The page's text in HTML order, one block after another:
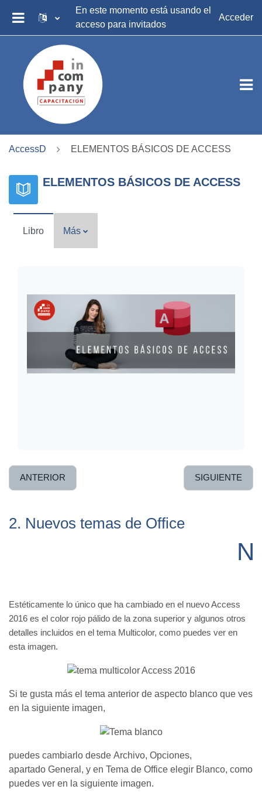
Salta al contenido principal
PANEL LATERAL
En este momento está usando el
acceso para invitados
Acceder
AccessD ELEMENTOS BÁSICOS DE ACCESS
ELEMENTOS BÁSICOS DE ACCESS
Libro Más
ANTERIOR SIGUIENTE
2. Nuevos temas de Office
Estéticamente lo único que ha cambiado en el nuevo Access
2016 es el color rojo pálido de la zona superior y algunos otros
detalles incluidos en el tema Multicolor, como puedes ver en
esta imagen.
Si te gusta más el tema anterior de aspecto blanco que ves
en la siguiente imagen,
puedes cambiarlo desde Archivo, Opciones,
apartado General, y en Tema de Office elegir Blanco, como
puedes ver en la siguiente imagen.